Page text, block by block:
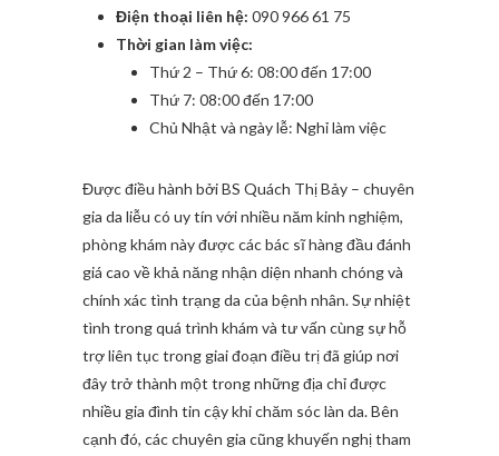
Điện thoại liên hệ: 090 966 61 75
Thời gian làm việc:
Thứ 2 – Thứ 6: 08:00 đến 17:00
Thứ 7: 08:00 đến 17:00
Chủ Nhật và ngày lễ: Nghỉ làm việc
Được điều hành bởi BS Quách Thị Bảy – chuyên
gia da liễu có uy tín với nhiều năm kinh nghiệm,
phòng khám này được các bác sĩ hàng đầu đánh
giá cao về khả năng nhận diện nhanh chóng và
chính xác tình trạng da của bệnh nhân. Sự nhiệt
tình trong quá trình khám và tư vấn cùng sự hỗ
trợ liên tục trong giai đoạn điều trị đã giúp nơi
đây trở thành một trong những địa chỉ được
nhiều gia đình tin cậy khi chăm sóc làn da. Bên
cạnh đó, các chuyên gia cũng khuyến nghị tham